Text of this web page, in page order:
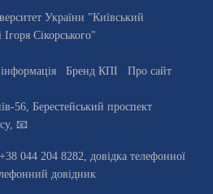
України "Київський
Сікорського"
Бренд КПІ
Про сайт
-56, Берестейський проспект
, 📧
+38 044 204 8282, довiдка телефонної
довідник